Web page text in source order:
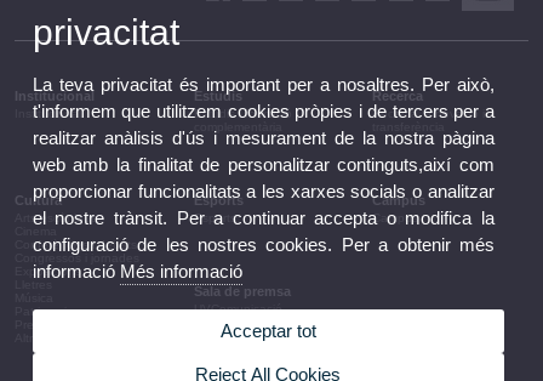
Institucional
Institucional
Estudis
Estudis i formació
Recerca
Recerca, innovació i
Cultura
Arts escèniques
Conferències i debats
Congressos i jornades
Exposicions
Patrimoni
Esports
Esports
Campus
Campus
Sala de premsa
UVComunicació
Notes de premsa
Agenda de govern
Informació corporativa
privacitat
La teva privacitat és important per a nosaltres. Per això,
t'informem que utilitzem cookies pròpies i de tercers per a
realitzar anàlisis d'ús i mesurament de la nostra pàgina
web amb la finalitat de personalitzar continguts,així com
proporcionar funcionalitats a les xarxes socials o analitzar
el nostre trànsit. Per a continuar accepta o modifica la
configuració de les nostres cookies. Per a obtenir més
informació Més informació
Acceptar tot
Reject All Cookies